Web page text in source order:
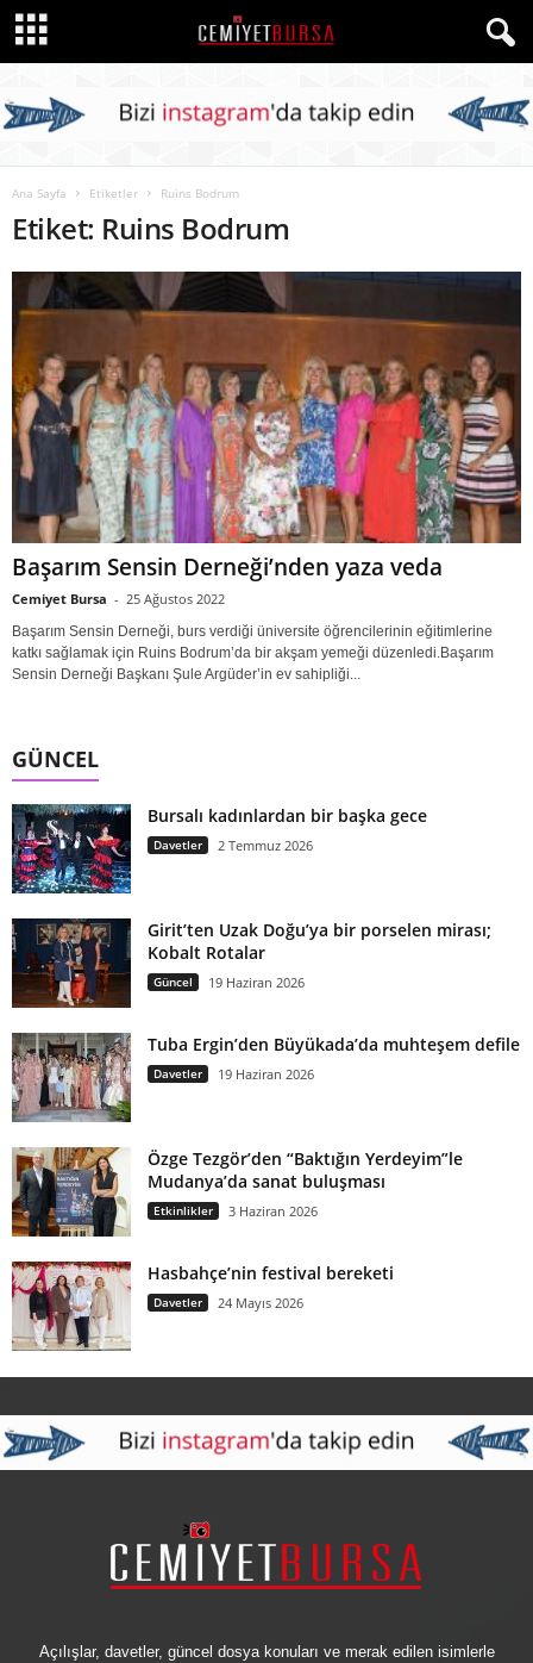
Ana Sayfa Etiketler Ruins Bodrum
Etiket: Ruins Bodrum
Başarım Sensin Derneği’nden yaza veda
Cemiyet Bursa - 25 Ağustos 2022
Başarım Sensin Derneği, burs verdiği üniversite öğrencilerinin eğitimlerine
katkı sağlamak için Ruins Bodrum’da bir akşam yemeği düzenledi.Başarım
Sensin Derneği Başkanı Şule Argüder’in ev sahipliği...
GÜNCEL
Bursalı kadınlardan bir başka gece
Davetler 2 Temmuz 2026
Girit’ten Uzak Doğu’ya bir porselen mirası;
Kobalt Rotalar
Güncel 19 Haziran 2026
Tuba Ergin’den Büyükada’da muhteşem defile
Davetler 19 Haziran 2026
Özge Tezgör’den “Baktığın Yerdeyim”le
Mudanya’da sanat buluşması
Etkinlikler 3 Haziran 2026
Hasbahçe’nin festival bereketi
Davetler 24 Mayıs 2026
Açılışlar, davetler, güncel dosya konuları ve merak edilen isimlerle